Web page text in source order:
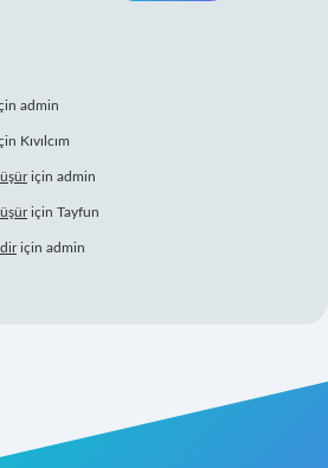
admin
Kıvılcım
için admin
için Tayfun
için admin